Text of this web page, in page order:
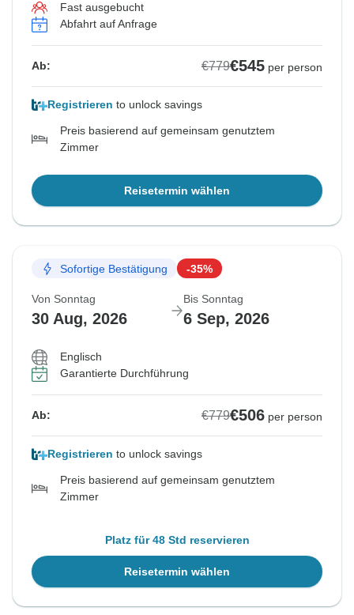
Fast ausgebucht
Abfahrt auf Anfrage
Ab: €779€545 per person
Registrieren to unlock savings
Preis basierend auf gemeinsam genutztem
Zimmer
Reisetermin wählen
Sofortige Bestätigung -35%
Von Sonntag
30 Aug, 2026
Bis Sonntag
6 Sep, 2026
Englisch
Garantierte Durchführung
Ab: €779€506 per person
Registrieren to unlock savings
Preis basierend auf gemeinsam genutztem
Zimmer
Platz für 48 Std reservieren
Reisetermin wählen